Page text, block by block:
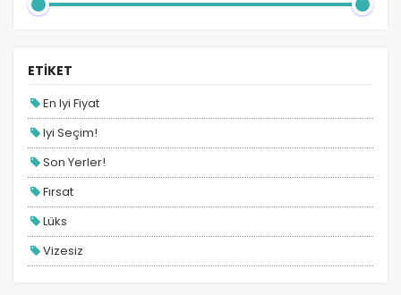
Ankara Hareketli İtalya Turları
Ankara Hareketli Mısır Turları
Ankara Hareketli Turlar
Antalya Hareketli Balkan Turları
Antalya Hareketli Bayram Turları
Antalya Hareketli Dubai Turları
Antalya Hareketli Turlar
ETİKET
En Iyi Fiyat
Iyi Seçim!
Son Yerler!
Fırsat
Lüks
Vizesiz